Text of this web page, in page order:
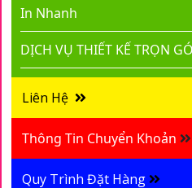
In Nhanh
DỊCH VỤ THIẾT KẾ TRỌN
Liên Hệ
Thông Tin Chuyển Khoản
Quy Trình Đặt Hàng